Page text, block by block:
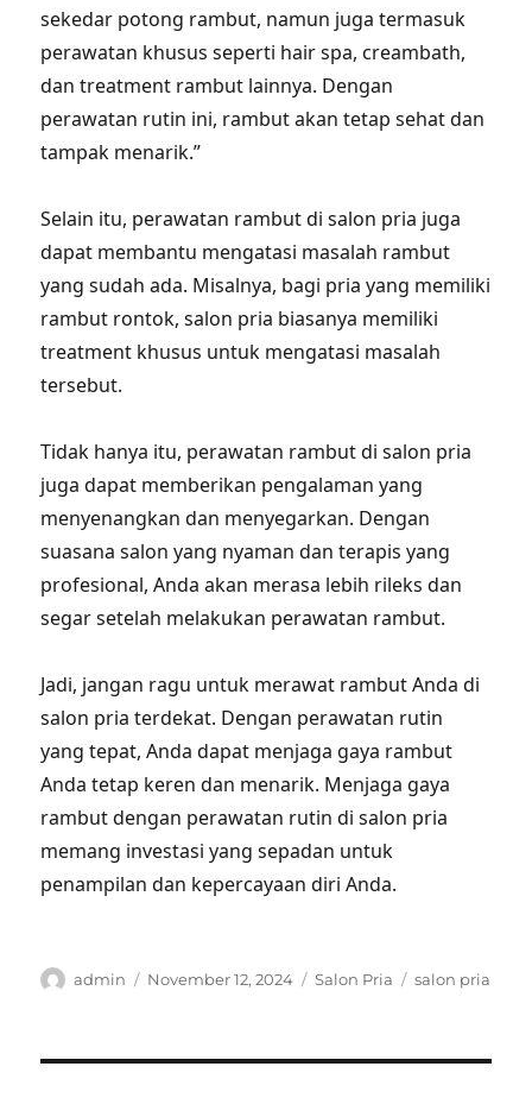
sekedar potong rambut, namun juga termasuk
perawatan khusus seperti hair spa, creambath,
dan treatment rambut lainnya. Dengan
perawatan rutin ini, rambut akan tetap sehat dan
tampak menarik.”
Selain itu, perawatan rambut di salon pria juga
dapat membantu mengatasi masalah rambut
yang sudah ada. Misalnya, bagi pria yang memiliki
rambut rontok, salon pria biasanya memiliki
treatment khusus untuk mengatasi masalah
tersebut.
Tidak hanya itu, perawatan rambut di salon pria
juga dapat memberikan pengalaman yang
menyenangkan dan menyegarkan. Dengan
suasana salon yang nyaman dan terapis yang
profesional, Anda akan merasa lebih rileks dan
segar setelah melakukan perawatan rambut.
Jadi, jangan ragu untuk merawat rambut Anda di
salon pria terdekat. Dengan perawatan rutin
yang tepat, Anda dapat menjaga gaya rambut
Anda tetap keren dan menarik. Menjaga gaya
rambut dengan perawatan rutin di salon pria
memang investasi yang sepadan untuk
penampilan dan kepercayaan diri Anda.
Author
admin
Posted
November 12, 2024 Categories
Salon Pria Tags
salon pria